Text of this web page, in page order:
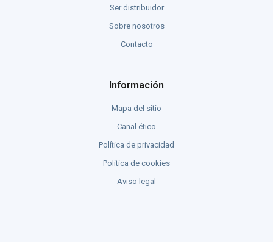
Ser distribuidor
Sobre nosotros
Contacto
Información
Mapa del sitio
Canal ético
Política de privacidad
Política de cookies
Aviso legal